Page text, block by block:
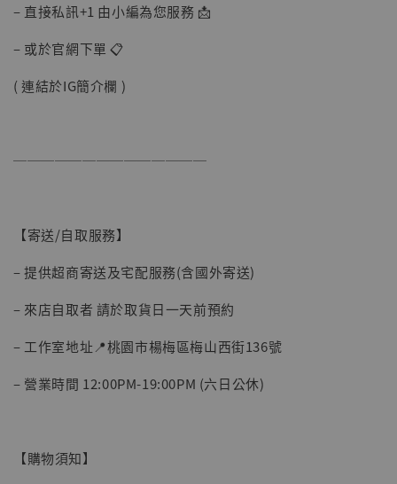
– 直接私訊+1 由小編為您服務 📩
– 或於官網下單 📋
( 連結於IG簡介欄 )
──────────────
【寄送/自取服務】
– 提供超商寄送及宅配服務(含國外寄送)
– 來店自取者 請於取貨日一天前預約
– 工作室地址📍桃園市楊梅區梅山西街136號
– 營業時間 12:00PM-19:00PM (六日公休)
【購物須知】